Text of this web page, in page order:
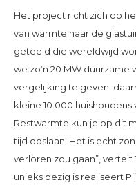
Het project richt zich op
van warmte naar de
geteeld die wereldwijd
we zo’n 20 MW
vergelijking te geven:
kleine 10.000
Restwarmte kun je op dit
tijd opslaan. Het is echt
verloren zou gaan”,
unieks bezig is realiseert